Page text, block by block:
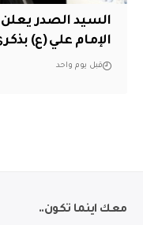
السيد الصدر يعلن
الإمام علي (ع)
قبل يوم واحد
معك اينما تكون..